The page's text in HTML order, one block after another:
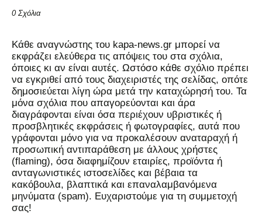
0 Σχόλια
Kάθε αναγνώστης του kapa-news.gr μπορεί να
εκφράζει ελεύθερα τις απόψεις του στα σχόλια,
όποιες κι αν είναι αυτές. Ωστόσο κάθε σχόλιο πρέπει
να εγκριθεί από τους διαχειριστές της σελίδας, οπότε
δημοσιεύεται λίγη ώρα μετά την καταχώρησή του. Τα
μόνα σχόλια που απαγορεύονται και άρα
διαγράφονται είναι όσα περιέχουν υβριστικές ή
προσβλητικές εκφράσεις ή φωτογραφίες, αυτά που
γράφονται μόνο για να προκαλέσουν αναταραχή ή
προσωπική αντιπαράθεση με άλλους χρήστες
(flaming), όσα διαφημίζουν εταιρίες, προϊόντα ή
ανταγωνιστικές ιστοσελίδες και βέβαια τα
κακόβουλα, βλαπτικά και επαναλαμβανόμενα
μηνύματα (spam). Ευχαριστούμε για τη συμμετοχή
σας!